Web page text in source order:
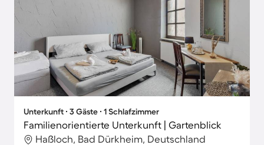
Unterkunft ∙ 3 Gäste ∙ 1 Schlafzimmer
Familienorientierte Unterkunft | Gartenblick
Haßloch, Bad Dürkheim, Deutschland